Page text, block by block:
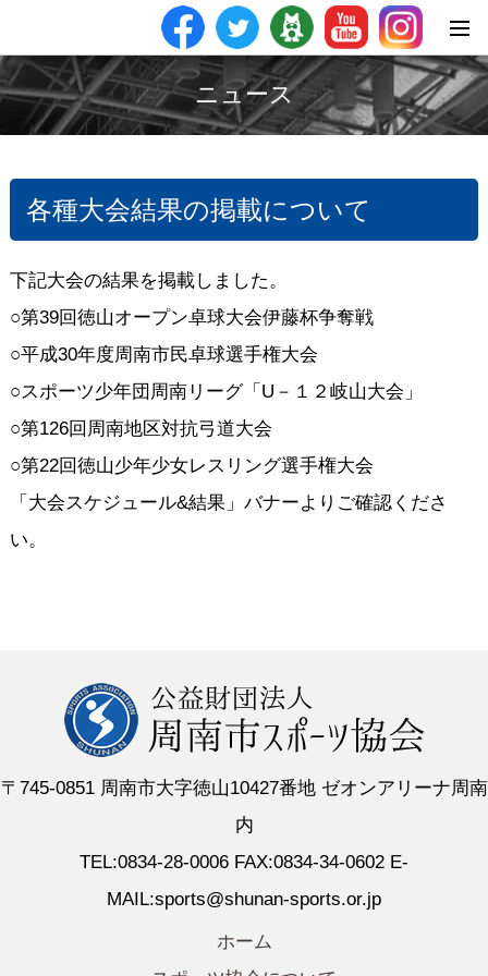
ニュース
各種大会結果の掲載について
下記大会の結果を掲載しました。
○第39回徳山オープン卓球大会伊藤杯争奪戦
○平成30年度周南市民卓球選手権大会
○スポーツ少年団周南リーグ「U－１２岐山大会」
○第126回周南地区対抗弓道大会
○第22回徳山少年少女レスリング選手権大会
「大会スケジュール&結果」バナーよりご確認くださ
い。
〒745-0851 周南市大字徳山10427番地 ゼオンアリーナ周南
内
TEL:0834-28-0006 FAX:0834-34-0602 E-
MAIL:sports@shunan-sports.or.jp
ホーム